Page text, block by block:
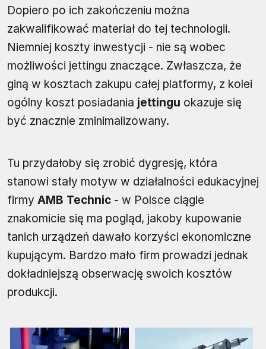
Dopiero po ich zakończeniu można
zakwalifikować materiał do tej technologii.
Niemniej koszty inwestycji - nie są wobec
możliwości jettingu znaczące. Zwłaszcza, że
giną w kosztach zakupu całej platformy, z kolei
ogólny koszt posiadania jettingu okazuje się
być znacznie zminimalizowany.
Tu przydałoby się zrobić dygresję, która
stanowi stały motyw w działalności edukacyjnej
firmy AMB Technic - w Polsce ciągle
znakomicie się ma pogląd, jakoby kupowanie
tanich urządzeń dawało korzyści ekonomiczne
kupującym. Bardzo mało firm prowadzi jednak
dokładniejszą obserwację swoich kosztów
produkcji.